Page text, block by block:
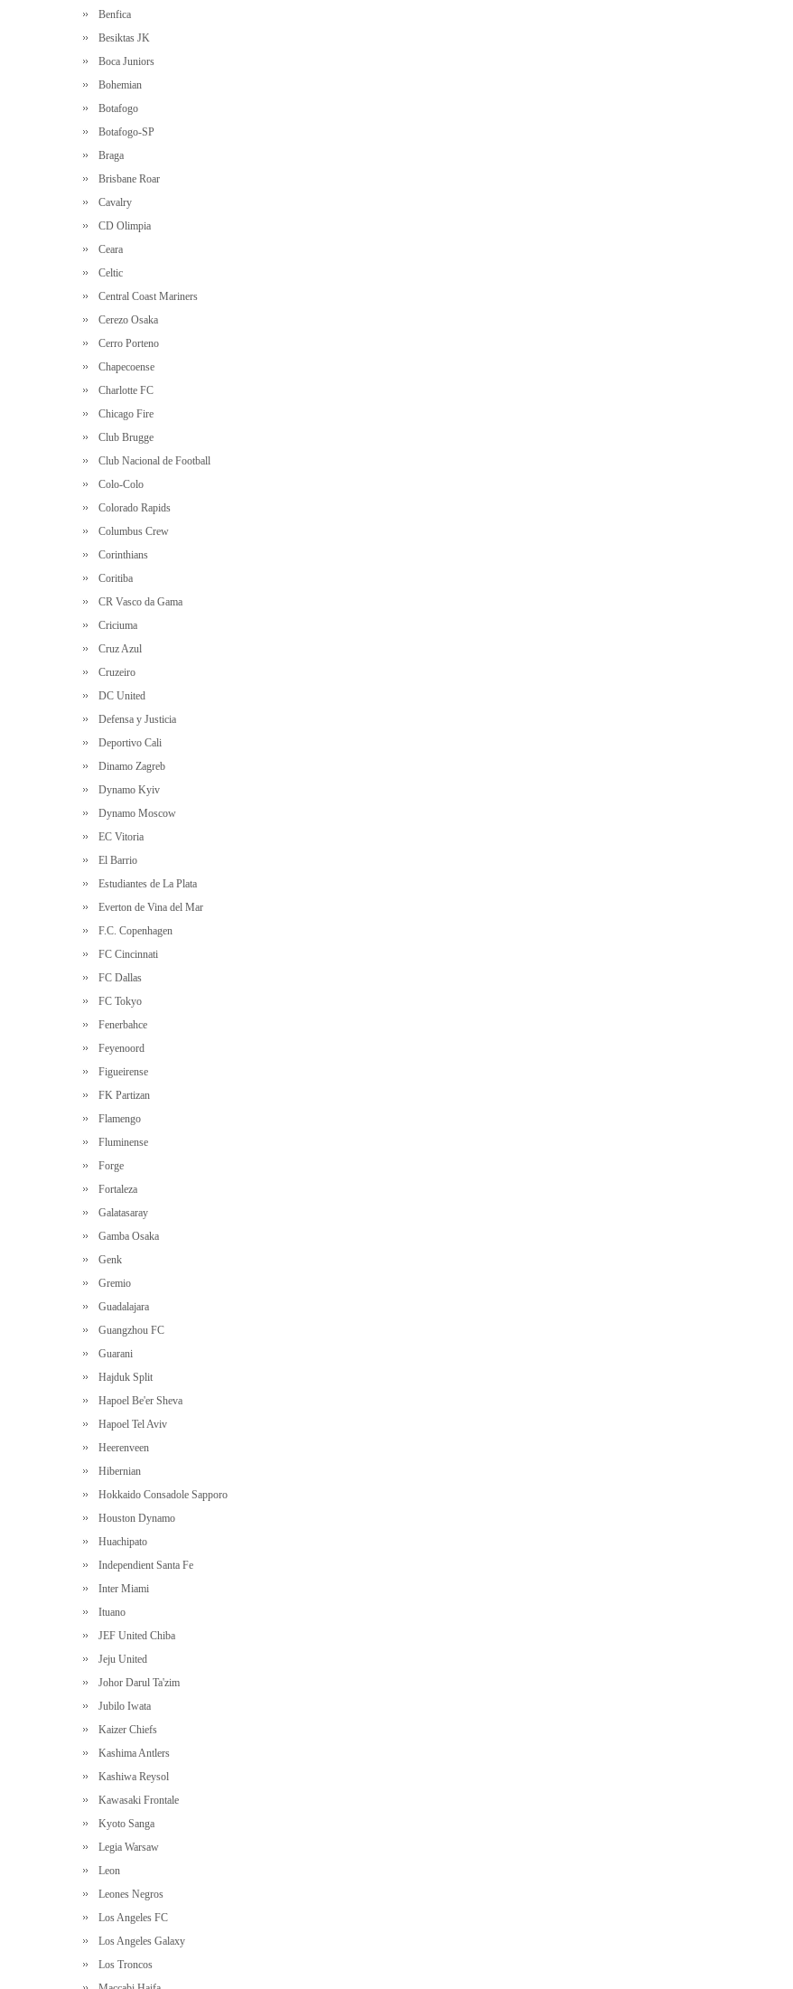
Benfica
Besiktas JK
Boca Juniors
Bohemian
Botafogo
Botafogo-SP
Braga
Brisbane Roar
Cavalry
CD Olimpia
Ceara
Celtic
Central Coast Mariners
Cerezo Osaka
Cerro Porteno
Chapecoense
Charlotte FC
Chicago Fire
Club Brugge
Club Nacional de Football
Colo-Colo
Colorado Rapids
Columbus Crew
Corinthians
Coritiba
CR Vasco da Gama
Criciuma
Cruz Azul
Cruzeiro
DC United
Defensa y Justicia
Deportivo Cali
Dinamo Zagreb
Dynamo Kyiv
Dynamo Moscow
EC Vitoria
El Barrio
Estudiantes de La Plata
Everton de Vina del Mar
F.C. Copenhagen
FC Cincinnati
FC Dallas
FC Tokyo
Fenerbahce
Feyenoord
Figueirense
FK Partizan
Flamengo
Fluminense
Forge
Fortaleza
Galatasaray
Gamba Osaka
Genk
Gremio
Guadalajara
Guangzhou FC
Guarani
Hajduk Split
Hapoel Be'er Sheva
Hapoel Tel Aviv
Heerenveen
Hibernian
Hokkaido Consadole Sapporo
Houston Dynamo
Huachipato
Independient Santa Fe
Inter Miami
Ituano
JEF United Chiba
Jeju United
Johor Darul Ta'zim
Jubilo Iwata
Kaizer Chiefs
Kashima Antlers
Kashiwa Reysol
Kawasaki Frontale
Kyoto Sanga
Legia Warsaw
Leon
Leones Negros
Los Angeles FC
Los Angeles Galaxy
Los Troncos